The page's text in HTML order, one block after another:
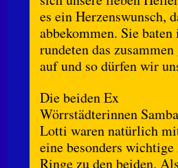
es ein Herzenswunsch,
abbekommen. Sie
rundeten das
auf und so dürfen wir
Die beiden Ex
Wörrstädterinnen
Lotti waren natürlich
eine besonders
Ringe zu den beiden.